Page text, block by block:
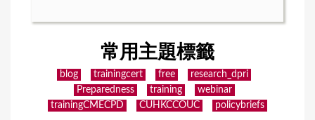
常用主題標籤
blog trainingcert free
research_dpri
Preparedness
training
webinar
trainingCMECPD
CUHKCCOUC policybriefs